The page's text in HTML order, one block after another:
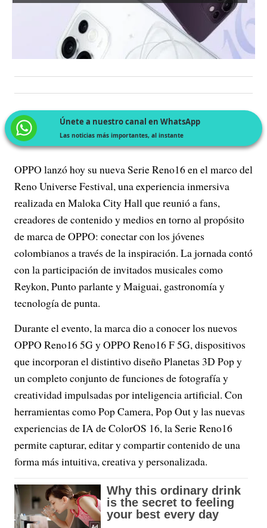
Únete a nuestro canal en WhatsApp
Las noticias más importantes, al instante
OPPO lanzó hoy su nueva Serie Reno16 en el marco del
Reno Universe Festival, una experiencia inmersiva
realizada en Maloka City Hall que reunió a fans,
creadores de contenido y medios en torno al propósito
de marca de OPPO: conectar con los jóvenes
colombianos a través de la inspiración. La jornada contó
con la participación de invitados musicales como
Reykon, Punto parlante y Maiguai, gastronomía y
tecnología de punta.
Durante el evento, la marca dio a conocer los nuevos
OPPO Reno16 5G y OPPO Reno16 F 5G, dispositivos
que incorporan el distintivo diseño Planetas 3D Pop y
un completo conjunto de funciones de fotografía y
creatividad impulsadas por inteligencia artificial. Con
herramientas como Pop Camera, Pop Out y las nuevas
experiencias de IA de ColorOS 16, la Serie Reno16
permite capturar, editar y compartir contenido de una
forma más intuitiva, creativa y personalizada.